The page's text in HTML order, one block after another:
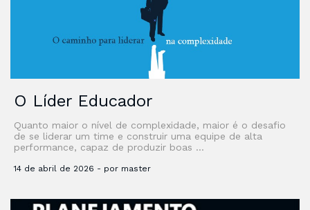
O Líder Educador
Quanto maior o nível de complexidade, maior é o desafio
de se liderar um time e construir uma equipe de alta
performance, capaz de produzir boas …
14 de abril de 2026 - por master